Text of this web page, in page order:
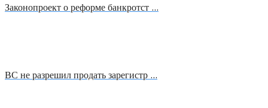
Законопроект о реформе банкротст …
ВС не разрешил продать зарегистр …